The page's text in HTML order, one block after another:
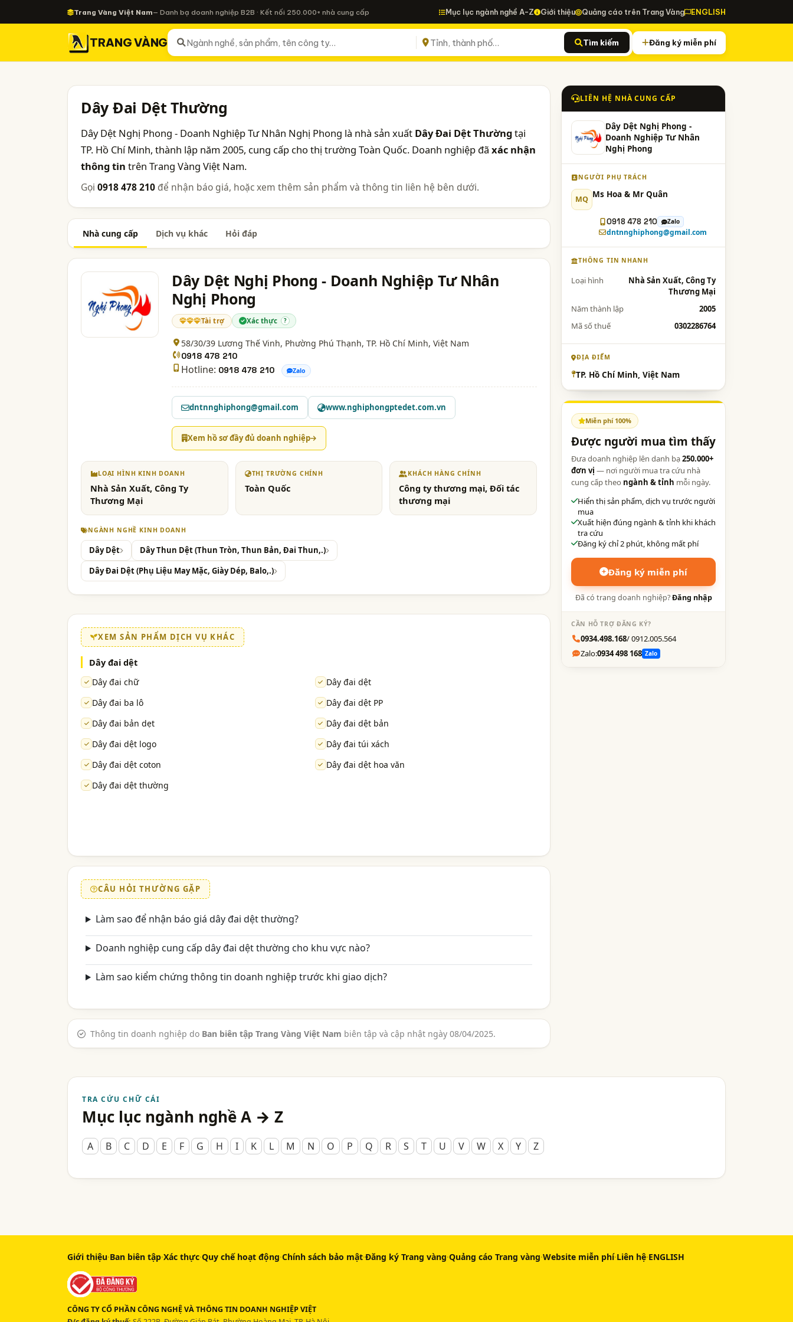
Trang Vàng Việt Nam— Danh bạ doanh nghiệp B2B · Kết nối 250.000+ nhà cung cấp Mục lục ngành nghề A-Z Giới thiệu Quảng cáo trên Trang Vàng ENGLISH
TRANG VÀNG Tìm kiếm Đăng ký miễn phí
Dây Đai Dệt Thường
Dây Dệt Nghị Phong - Doanh Nghiệp Tư Nhân Nghị Phong là nhà sản xuất Dây Đai Dệt Thườngtại
TP. Hồ Chí Minh, thành lập năm 2005, cung cấp cho thị trường Toàn Quốc. Doanh nghiệp đã xác nhận
thông tin trên Trang Vàng Việt Nam.
Gọi 0918 478 210 để nhận báo giá, hoặc xem thêm sản phẩm và thông tin liên hệ bên dưới.
Nhà cung cấp Dịch vụ khác Hỏi đáp
Dây Dệt Nghị Phong - Doanh Nghiệp Tư Nhân
Nghị Phong
Tài trợ Xác thực ?
58/30/39 Lương Thế Vinh, Phường Phú Thạnh, TP. Hồ Chí Minh, Việt Nam
0918 478 210
Hotline: 0918 478 210 Zalo
dntnnghiphong@gmail.com www.nghiphongptedet.com.vn
Xem hồ sơ đầy đủ doanh nghiệp
LOẠI HÌNH KINH DOANH
Nhà Sản Xuất, Công Ty
Thương Mại
THỊ TRƯỜNG CHÍNH
Toàn Quốc
KHÁCH HÀNG CHÍNH
Công ty thương mại, Đối tác
thương mại
NGÀNH NGHỀ KINH DOANH
Dây Dệt
Dây Thun Dệt (Thun Tròn, Thun Bản, Đai Thun,.)
Dây Đai Dệt (Phụ Liệu May Mặc, Giày Dép, Balo,.)
XEM SẢN PHẨM DỊCH VỤ KHÁC
Dây đai dệt
Dây đai chữ
Dây đai dệt
Dây đai ba lô
Dây đai dệt PP
Dây đai bản dẹt
Dây đai dệt bản
Dây đai dệt logo
Dây đai túi xách
Dây đai dệt coton
Dây đai dệt hoa văn
Dây đai dệt thường
CÂU HỎI THƯỜNG GẶP
Làm sao để nhận báo giá dây đai dệt thường?
Doanh nghiệp cung cấp dây đai dệt thường cho khu vực nào?
Làm sao kiểm chứng thông tin doanh nghiệp trước khi giao dịch?
Thông tin doanh nghiệp do Ban biên tập Trang Vàng Việt Nam biên tập và cập nhật ngày 08/04/2025.
LIÊN HỆ NHÀ CUNG CẤP
Dây Dệt Nghị Phong -
Doanh Nghiệp Tư Nhân
Nghị Phong
NGƯỜI PHỤ TRÁCH
MQ Ms Hoa & Mr Quân
0918 478 210 Zalo
dntnnghiphong@gmail.com
THÔNG TIN NHANH
Loại hình
Nhà Sản Xuất, Công Ty
Thương Mại
Năm thành lập
2005
Mã số thuế
0302286764
ĐỊA ĐIỂM
TP. Hồ Chí Minh, Việt Nam
Miễn phí 100%
Được người mua tìm thấy
Đưa doanh nghiệp lên danh bạ250.000+
đơn vị — nơi người mua tra cứu nhà
cung cấp theo ngành & tỉnh mỗi ngày.
Hiển thị sản phẩm, dịch vụ trước người
mua
Xuất hiện đúng ngành & tỉnh khi khách
tra cứu
Đăng ký chỉ 2 phút, không mất phí
Đăng ký miễn phí
Đã có trang doanh nghiệp?Đăng nhập
CẦN HỖ TRỢ ĐĂNG KÝ?
0934.498.168/ 0912.005.564
Zalo:0934 498 168 Zalo
TRA CỨU CHỮ CÁI
Mục lục ngành nghề A → Z
A B C D E F G H I K L M N O P Q R S T U V W X Y Z
Giới thiệu·Ban biên tập·Xác thực·Quy chế hoạt động·Chính sách bảo mật·Đăng ký Trang vàng·Quảng cáo Trang vàng·Website miễn phí·Liên hệ·ENGLISH
CÔNG TY CỔ PHẦN CÔNG NGHỆ VÀ THÔNG TIN DOANH NGHIỆP VIỆT